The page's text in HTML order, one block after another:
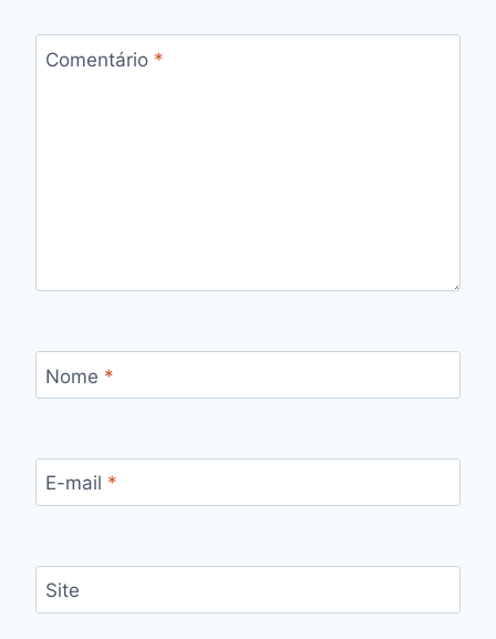
Comentário *
Nome *
E-mail *
Site